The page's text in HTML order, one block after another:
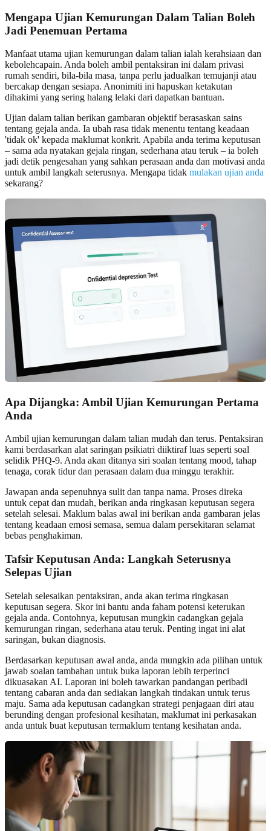
Mengapa Ujian Kemurungan Dalam Talian Boleh
Jadi Penemuan Pertama
Manfaat utama ujian kemurungan dalam talian ialah kerahsiaan dan
kebolehcapain. Anda boleh ambil pentaksiran ini dalam privasi
rumah sendiri, bila-bila masa, tanpa perlu jadualkan temujanji atau
bercakap dengan sesiapa. Anonimiti ini hapuskan ketakutan
dihakimi yang sering halang lelaki dari dapatkan bantuan.
Ujian dalam talian berikan gambaran objektif berasaskan sains
tentang gejala anda. Ia ubah rasa tidak menentu tentang keadaan
'tidak ok' kepada maklumat konkrit. Apabila anda terima keputusan
– sama ada nyatakan gejala ringan, sederhana atau teruk – ia boleh
jadi detik pengesahan yang sahkan perasaan anda dan motivasi anda
untuk ambil langkah seterusnya. Mengapa tidak mulakan ujian anda
sekarang?
Apa Dijangka: Ambil Ujian Kemurungan Pertama
Anda
Ambil ujian kemurungan dalam talian mudah dan terus. Pentaksiran
kami berdasarkan alat saringan psikiatri diiktiraf luas seperti soal
selidik PHQ-9. Anda akan ditanya siri soalan tentang mood, tahap
tenaga, corak tidur dan perasaan dalam dua minggu terakhir.
Jawapan anda sepenuhnya sulit dan tanpa nama. Proses direka
untuk cepat dan mudah, berikan anda ringkasan keputusan segera
setelah selesai. Maklum balas awal ini berikan anda gambaran jelas
tentang keadaan emosi semasa, semua dalam persekitaran selamat
bebas penghakiman.
Tafsir Keputusan Anda: Langkah Seterusnya
Selepas Ujian
Setelah selesaikan pentaksiran, anda akan terima ringkasan
keputusan segera. Skor ini bantu anda faham potensi keterukan
gejala anda. Contohnya, keputusan mungkin cadangkan gejala
kemurungan ringan, sederhana atau teruk. Penting ingat ini alat
saringan, bukan diagnosis.
Berdasarkan keputusan awal anda, anda mungkin ada pilihan untuk
jawab soalan tambahan untuk buka laporan lebih terperinci
dikuasakan AI. Laporan ini boleh tawarkan pandangan peribadi
tentang cabaran anda dan sediakan langkah tindakan untuk terus
maju. Sama ada keputusan cadangkan strategi penjagaan diri atau
berunding dengan profesional kesihatan, maklumat ini perkasakan
anda untuk buat keputusan termaklum tentang kesihatan anda.